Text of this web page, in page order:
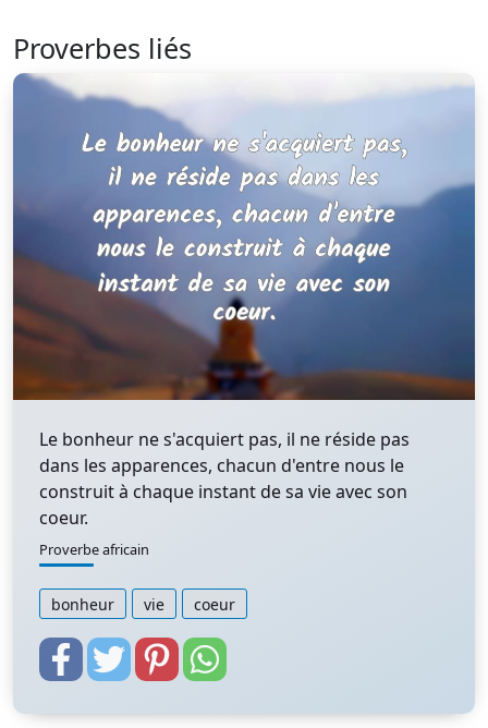
Proverbes liés
Le bonheur ne s'acquiert pas, il ne réside pas
dans les apparences, chacun d'entre nous le
construit à chaque instant de sa vie avec son
coeur.
Proverbe africain
bonheur vie coeur